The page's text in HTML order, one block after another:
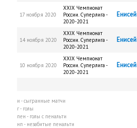
17 ноября 2020
XXIX Чемпионат
России. Суперлига -
2020-2021
Енисей
14 ноября 2020
XXIX Чемпионат
России. Суперлига -
2020-2021
Енисей
10 ноября 2020
XXIX Чемпионат
России. Суперлига -
2020-2021
Енисей
и - сыгранные матчи
г - голы
пен - голы с пенальти
нп - незабитые пенальти